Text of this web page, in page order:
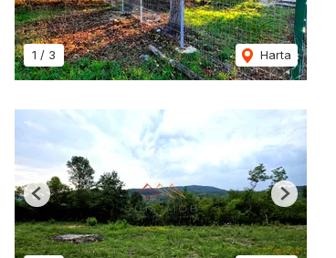
1 / 3 Harta
Previous Next